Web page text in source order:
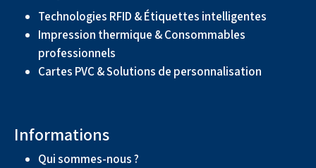
Technologies RFID & Étiquettes intelligentes
Impression thermique & Consommables
professionnels
Cartes PVC & Solutions de personnalisation
Informations
Qui sommes-nous ?